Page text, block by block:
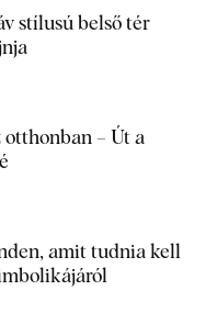
stílusú belső tér
– Út a
amit tudnia kell